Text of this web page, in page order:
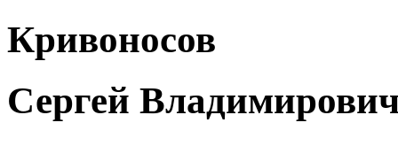
Кривоносов
Сергей